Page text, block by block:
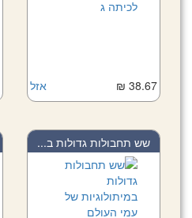
אזל 38.67 ₪
שש תחבולות גדולות ב...